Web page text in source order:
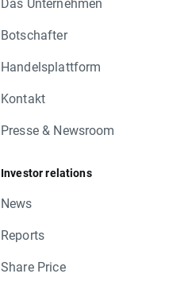
Botschafter
Handelsplattform
Kontakt
Presse & Newsroom
Investor relations
News
Reports
Share Price